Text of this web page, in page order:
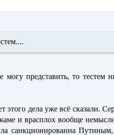
представить, то тестем
этого дела уже всё сказали.
и врасплох вообще
санкционированна